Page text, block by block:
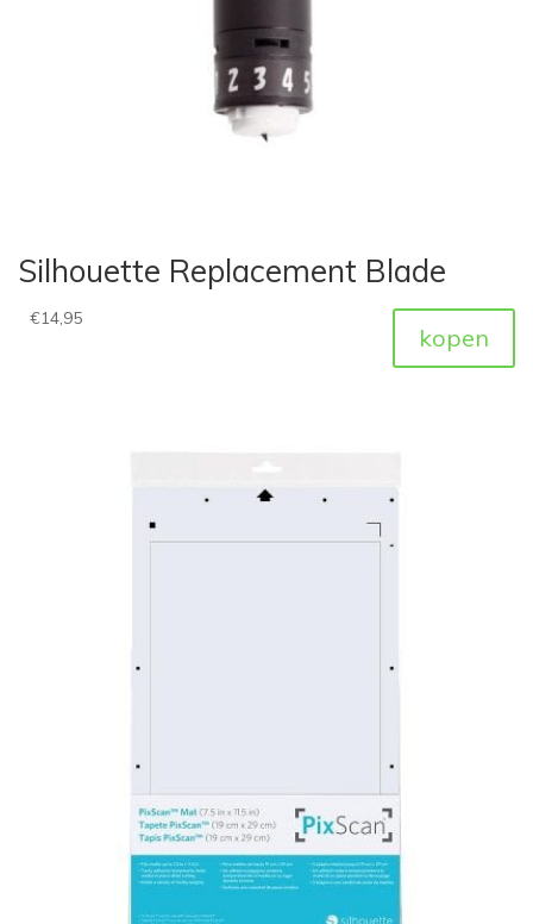
Silhouette Replacement Blade
€14,95
kopen